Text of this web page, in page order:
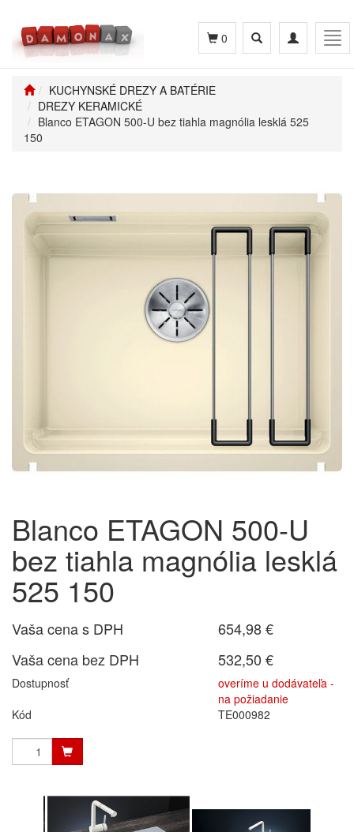
Toggle
navigation
Toggle
search
0
KUCHYNSKÉ DREZY A BATÉRIE
DREZY KERAMICKÉ
Blanco ETAGON 500-U bez tiahla magnólia lesklá 525
150
Blanco ETAGON 500-U
bez tiahla magnólia lesklá
525 150
Vaša cena s DPH
654,98 €
Vaša cena bez DPH
532,50 €
Dostupnosť
overíme u dodávateľa -
na požiadanie
Kód
TE000982